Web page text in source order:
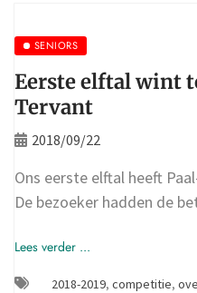
SENIORS
Eerste elftal wint
Tervant
2018/09/22
Ons eerste elftal heeft
De bezoeker hadden de
Lees verder ...
2018-2019, competitie,